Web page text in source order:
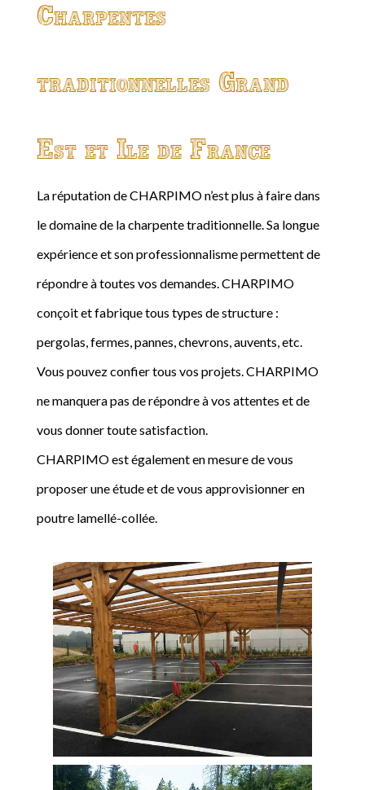
Charpentes
traditionnelles Grand
Est et Ile de France
La réputation de CHARPIMO n’est plus à faire dans
le domaine de la charpente traditionnelle. Sa longue
expérience et son professionnalisme permettent de
répondre à toutes vos demandes. CHARPIMO
conçoit et fabrique tous types de structure :
pergolas, fermes, pannes, chevrons, auvents, etc.
Vous pouvez confier tous vos projets. CHARPIMO
ne manquera pas de répondre à vos attentes et de
vous donner toute satisfaction.
CHARPIMO est également en mesure de vous
proposer une étude et de vous approvisionner en
poutre lamellé-collée.